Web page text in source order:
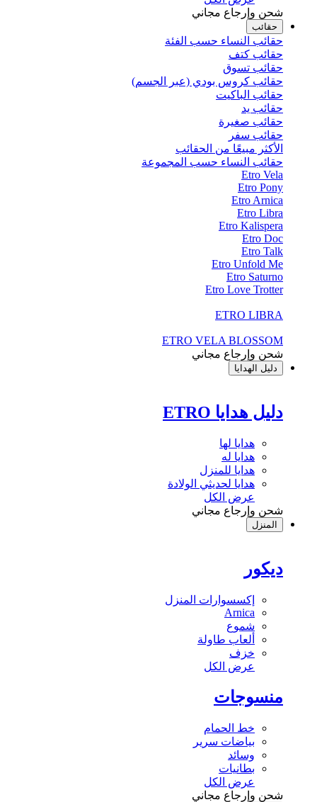
شحن وإرجاع مجاني
حقائب
حقائب النساء حسب الفئة
حقائب كتف
حقائب تسوق
حقائب كروس بودي (عبر الجسم)
حقائب الباكيت
حقائب يد
حقائب صغيرة
حقائب سفر
الأكثر مبيعًا من الحقائب
حقائب النساء حسب المجموعة
Etro Vela
Etro Pony
Etro Arnica
Etro Libra
Etro Kalispera
Etro Doc
Etro Talk
Etro Unfold Me
Etro Saturno
Etro Love Trotter
ETRO LIBRA
ETRO VELA BLOSSOM
شحن وإرجاع مجاني
دليل الهدايا
دليل هدايا ETRO
هدايا لها
هدايا له
هدايا للمنزل
هدايا لحديثي الولادة
عرض الكل
شحن وإرجاع مجاني
المنزل
ديكور
إكسسوارات المنزل
Arnica
شموع
ألعاب طاولة
خزف
عرض الكل
منسوجات
خط الحمام
بياضات سرير
وسائد
بطانيات
عرض الكل
شحن وإرجاع مجاني